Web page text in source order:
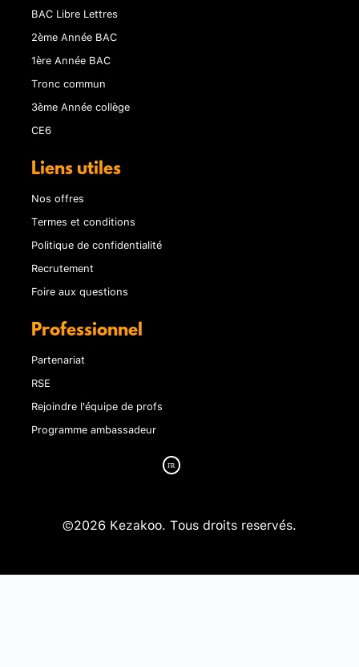
BAC Libre Lettres
2ème Année BAC
1ère Année BAC
Tronc commun
3ème Année collège
CE6
Liens utiles
Nos offres
Termes et conditions
Politique de confidentialité
Recrutement
Foire aux questions
Professionnel
Partenariat
RSE
Rejoindre l'équipe de profs
Programme ambassadeur
©2026 Kezakoo. Tous droits reservés.